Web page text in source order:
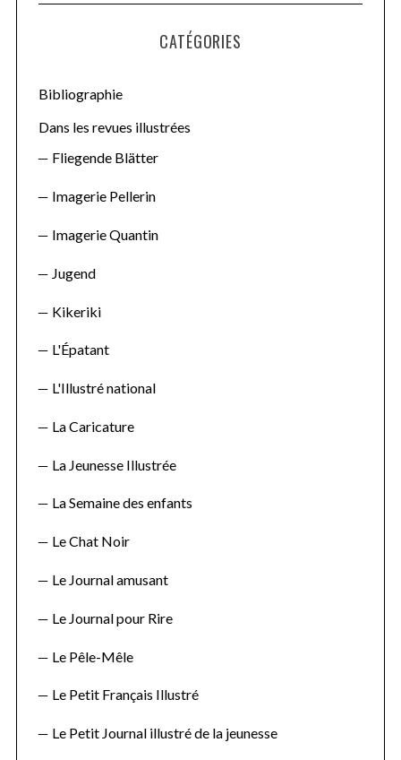
f
o
CATÉGORIES
Bibliographie
Dans les revues illustrées
Fliegende Blätter
Imagerie Pellerin
Imagerie Quantin
Jugend
Kikeriki
L'Épatant
L'Illustré national
La Caricature
La Jeunesse Illustrée
La Semaine des enfants
Le Chat Noir
Le Journal amusant
Le Journal pour Rire
Le Pêle-Mêle
Le Petit Français Illustré
Le Petit Journal illustré de la jeunesse